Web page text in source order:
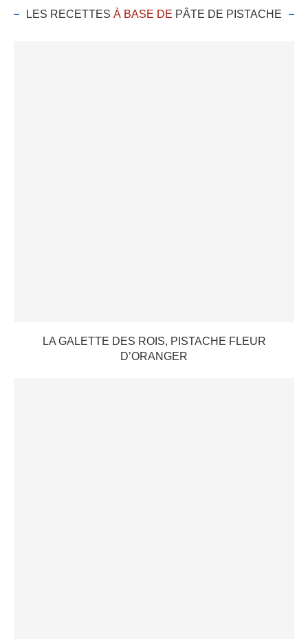
LES RECETTES À BASE DE PÂTE DE PISTACHE
LA GALETTE DES ROIS, PISTACHE FLEUR
D’ORANGER